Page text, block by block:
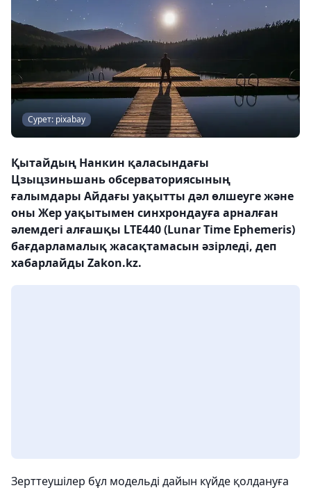
Сурет: pixabay
Қытайдың Нанкин қаласындағы
Цзыцзиньшань обсерваториясының
ғалымдары Айдағы уақытты дәл өлшеуге және
оны Жер уақытымен синхрондауға арналған
әлемдегі алғашқы LTE440 (Lunar Time Ephemeris)
бағдарламалық жасақтамасын әзірледі, деп
хабарлайды Zakon.kz.
Зерттеушілер бұл модельді дайын күйде қолдануға